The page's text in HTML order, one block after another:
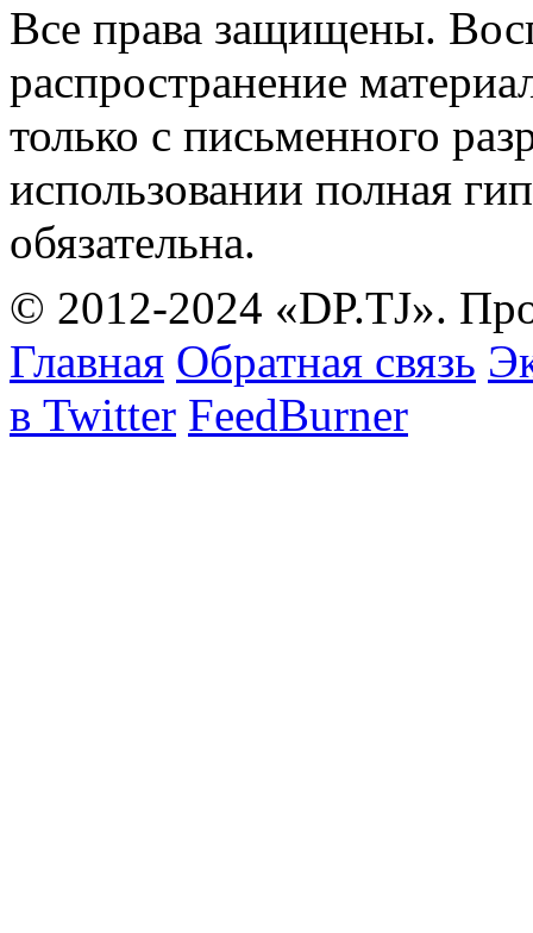
Все права защищены.
распространение
только с письменного
использовании полная
обязательна.
© 2012-2024 «DP.TJ».
Главная Обратная связь
в Twitter FeedBurner